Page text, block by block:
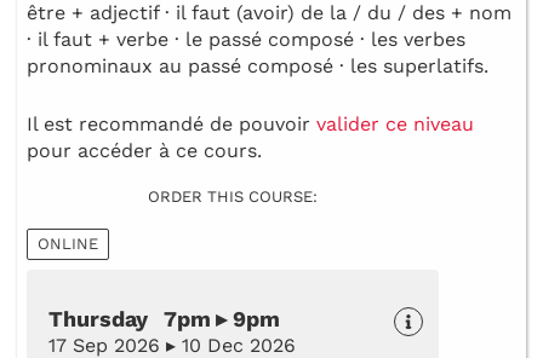
être + adjectif · il faut (avoir) de la / du / des + nom
· il faut + verbe · le passé composé · les verbes
pronominaux au passé composé · les superlatifs.
Il est recommandé de pouvoir valider ce niveau
pour accéder à ce cours.
ORDER THIS COURSE:
ONLINE
Thursday 7pm ▸ 9pm
17 Sep 2026 ▸ 10 Dec 2026